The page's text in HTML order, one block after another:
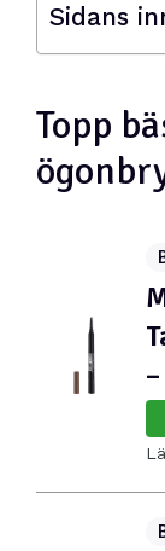
Sidans
Topp